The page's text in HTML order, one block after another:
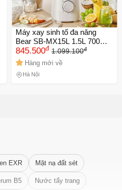
Giá từ thấp - cao
Giá từ cao - thấp
Máy xay sinh tố đa năng
Bear SB-MX15L 1.5L 700W -
Thiết kế nhỏ gọn, 6 chế độ
xay, lưỡi dao inox 304, phù
hợp cho sinh tố và nước ép
845.500đ 1.099.100đ
Hàng mới về
Hà Nội
EXR Mặt nạ đất sét
B5 Nước tẩy trang